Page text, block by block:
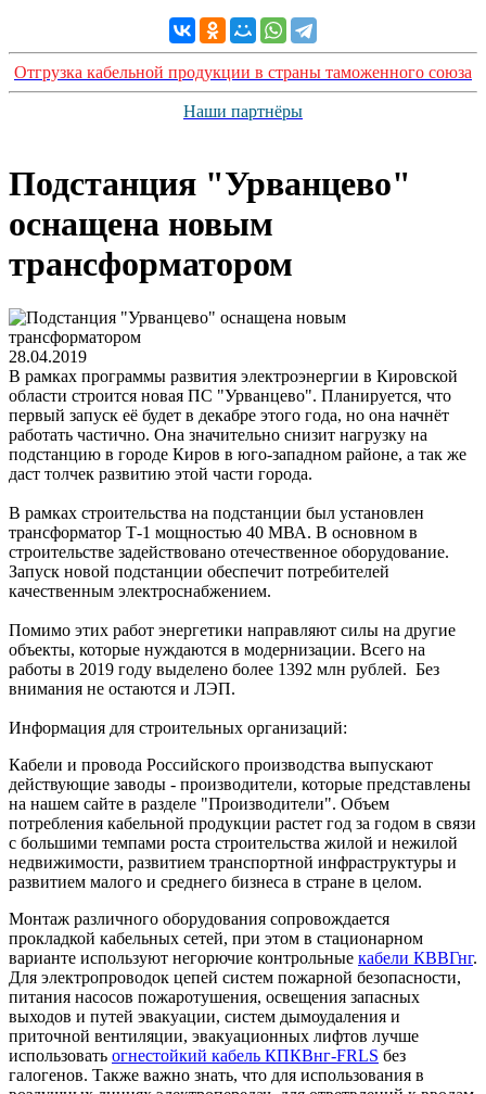
Отгрузка кабельной продукции в страны таможенного союза
Наши партнёры
Подстанция "Урванцево"
оснащена новым
трансформатором
28.04.2019
В рамках программы развития электроэнергии в Кировской
области строится новая ПС "Урванцево". Планируется, что
первый запуск её будет в декабре этого года, но она начнёт
работать частично. Она значительно снизит нагрузку на
подстанцию в городе Киров в юго-западном районе, а так же
даст толчек развитию этой части города.
В рамках строительства на подстанции был установлен
трансформатор Т-1 мощностью 40 МВА. В основном в
строительстве задействовано отечественное оборудование.
Запуск новой подстанции обеспечит потребителей
качественным электроснабжением.
Помимо этих работ энергетики направляют силы на другие
объекты, которые нуждаются в модернизации. Всего на
работы в 2019 году выделено более 1392 млн рублей. Без
внимания не остаются и ЛЭП.
Информация для строительных организаций:
Кабели и провода Российского производства выпускают
действующие заводы - производители, которые представлены
на нашем сайте в разделе "Производители". Объем
потребления кабельной продукции растет год за годом в связи
с большими темпами роста строительства жилой и нежилой
недвижимости, развитием транспортной инфраструктуры и
развитием малого и среднего бизнеса в стране в целом.
Монтаж различного оборудования сопровождается
прокладкой кабельных сетей, при этом в стационарном
варианте используют негорючие контрольные кабели КВВГнг.
Для электропроводок цепей систем пожарной безопасности,
питания насосов пожаротушения, освещения запасных
выходов и путей эвакуации, систем дымоудаления и
приточной вентиляции, эвакуационных лифтов лучше
использовать огнестойкий кабель КПКВнг-FRLS без
галогенов. Также важно знать, что для использования в